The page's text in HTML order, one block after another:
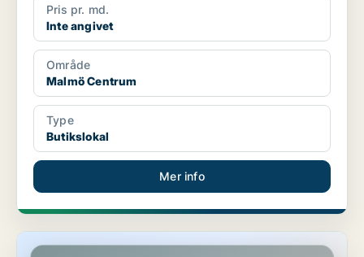
Pris pr. md.
Inte angivet
Område
Malmö Centrum
Type
Butikslokal
Mer info
Kontor i Malmö Centrum